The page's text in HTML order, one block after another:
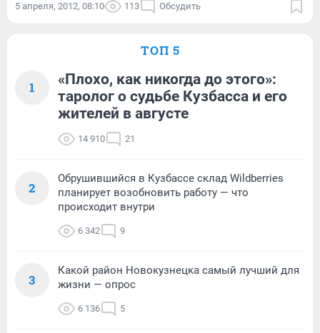
5 апреля, 2012, 08:10 113 Обсудить
ТОП 5
1
«Плохо, как никогда до этого»:
таролог о судьбе Кузбасса и его
жителей в августе
14 910 21
2
Обрушившийся в Кузбассе склад Wildberries
планирует возобновить работу — что
происходит внутри
6 342 9
3
Какой район Новокузнецка самый лучший для
жизни — опрос
6 136 5